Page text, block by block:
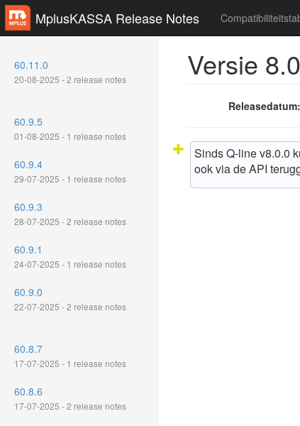
MplusKASSA Release Notes
60.11.0
20-08-2025 - 2 release notes
60.9.5
01-08-2025 - 1 release notes
60.9.4
29-07-2025 - 1 release notes
60.9.3
28-07-2025 - 2 release notes
60.9.1
24-07-2025 - 1 release notes
60.9.0
22-07-2025 - 2 release notes
60.8.7
17-07-2025 - 1 release notes
60.8.6
17-07-2025 - 2 release notes
Versie
Releasedatum:
Sinds Q-line v8.0.0
ook via de API